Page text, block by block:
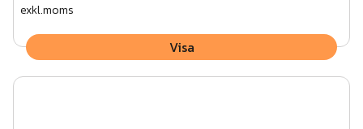
exkl.moms
Visa